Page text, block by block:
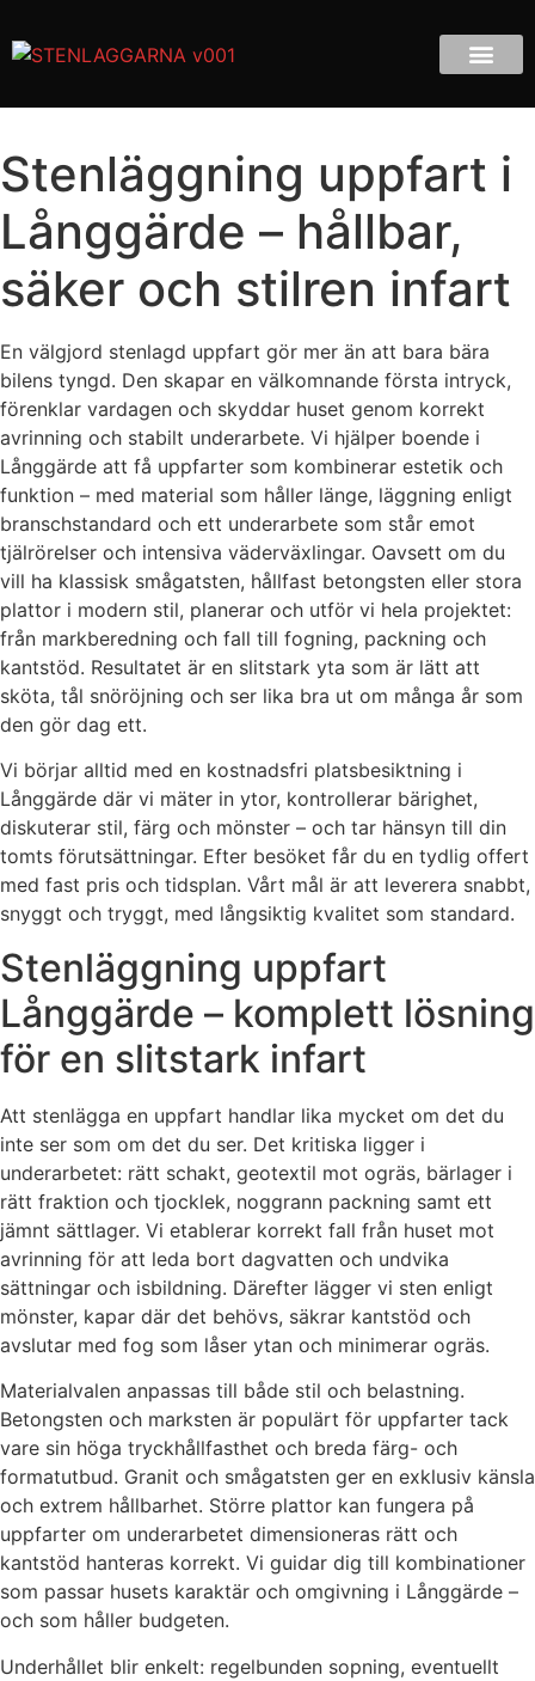
Stenläggning uppfart i
Långgärde – hållbar,
säker och stilren infart
En välgjord stenlagd uppfart gör mer än att bara bära
bilens tyngd. Den skapar en välkomnande första intryck,
förenklar vardagen och skyddar huset genom korrekt
avrinning och stabilt underarbete. Vi hjälper boende i
Långgärde att få uppfarter som kombinerar estetik och
funktion – med material som håller länge, läggning enligt
branschstandard och ett underarbete som står emot
tjälrörelser och intensiva väderväxlingar. Oavsett om du
vill ha klassisk smågatsten, hållfast betongsten eller stora
plattor i modern stil, planerar och utför vi hela projektet:
från markberedning och fall till fogning, packning och
kantstöd. Resultatet är en slitstark yta som är lätt att
sköta, tål snöröjning och ser lika bra ut om många år som
den gör dag ett.
Vi börjar alltid med en kostnadsfri platsbesiktning i
Långgärde där vi mäter in ytor, kontrollerar bärighet,
diskuterar stil, färg och mönster – och tar hänsyn till din
tomts förutsättningar. Efter besöket får du en tydlig offert
med fast pris och tidsplan. Vårt mål är att leverera snabbt,
snyggt och tryggt, med långsiktig kvalitet som standard.
Stenläggning uppfart
Långgärde – komplett lösning
för en slitstark infart
Att stenlägga en uppfart handlar lika mycket om det du
inte ser som om det du ser. Det kritiska ligger i
underarbetet: rätt schakt, geotextil mot ogräs, bärlager i
rätt fraktion och tjocklek, noggrann packning samt ett
jämnt sättlager. Vi etablerar korrekt fall från huset mot
avrinning för att leda bort dagvatten och undvika
sättningar och isbildning. Därefter lägger vi sten enligt
mönster, kapar där det behövs, säkrar kantstöd och
avslutar med fog som låser ytan och minimerar ogräs.
Materialvalen anpassas till både stil och belastning.
Betongsten och marksten är populärt för uppfarter tack
vare sin höga tryckhållfasthet och breda färg- och
formatutbud. Granit och smågatsten ger en exklusiv känsla
och extrem hållbarhet. Större plattor kan fungera på
uppfarter om underarbetet dimensioneras rätt och
kantstöd hanteras korrekt. Vi guidar dig till kombinationer
som passar husets karaktär och omgivning i Långgärde –
och som håller budgeten.
Underhållet blir enkelt: regelbunden sopning, eventuellt